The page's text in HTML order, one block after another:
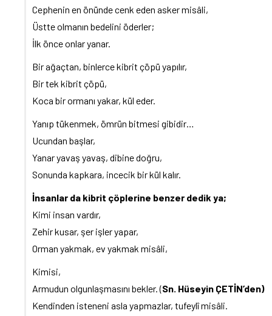
Cephenin en önünde cenk eden asker misâli,
Üstte olmanın bedelini öderler;
İlk önce onlar yanar.
Bir ağaçtan, binlerce kibrit çöpü yapılır,
Bir tek kibrit çöpü,
Koca bir ormanı yakar, kül eder.
Yanıp tükenmek, ömrün bitmesi gibidir…
Ucundan başlar,
Yanar yavaş yavaş, dibine doğru,
Sonunda kapkara, incecik bir kül kalır.
İnsanlar da kibrit çöplerine benzer dedik ya;
Kimi insan vardır,
Zehir kusar, şer işler yapar,
Orman yakmak, ev yakmak misâli,
Kimisi,
Armudun olgunlaşmasını bekler. (Sn. Hüseyin ÇETİN’den)
Kendinden isteneni asla yapmazlar, tufeylî misâli.